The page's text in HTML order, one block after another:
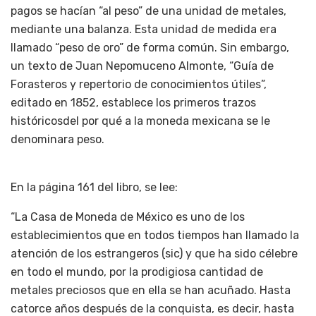
pagos se hacían “al peso” de una unidad de metales,
mediante una balanza. Esta unidad de medida era
llamado “peso de oro” de forma común. Sin embargo,
un texto de Juan Nepomuceno Almonte, “Guía de
Forasteros y repertorio de conocimientos útiles”,
editado en 1852, establece los primeros trazos
históricosdel por qué a la moneda mexicana se le
denominara peso.
En la página 161 del libro, se lee:
“La Casa de Moneda de México es uno de los
establecimientos que en todos tiempos han llamado la
atención de los estrangeros (sic) y que ha sido célebre
en todo el mundo, por la prodigiosa cantidad de
metales preciosos que en ella se han acuñado. Hasta
catorce años después de la conquista, es decir, hasta